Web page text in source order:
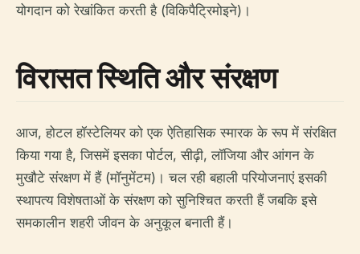
योगदान को रेखांकित करती है (विकिपैट्रिमोइने)।
विरासत स्थिति और संरक्षण
आज, होटल हॉस्टेलियर को एक ऐतिहासिक स्मारक के रूप में संरक्षित
किया गया है, जिसमें इसका पोर्टल, सीढ़ी, लॉजिया और आंगन के
मुखौटे संरक्षण में हैं (मॉनुमेंटम)। चल रही बहाली परियोजनाएं इसकी
स्थापत्य विशेषताओं के संरक्षण को सुनिश्चित करती हैं जबकि इसे
समकालीन शहरी जीवन के अनुकूल बनाती हैं।